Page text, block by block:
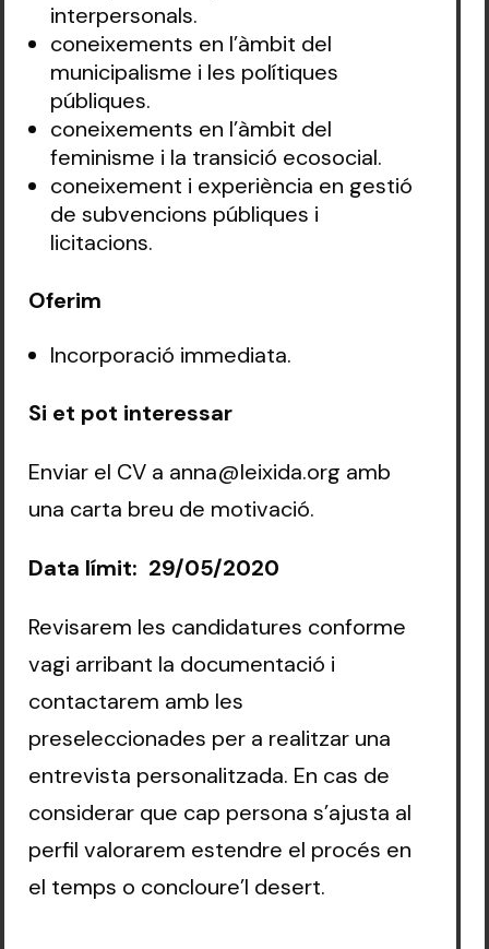
interpersonals.
coneixements en l’àmbit del
municipalisme i les polítiques
públiques.
coneixements en l’àmbit del
feminisme i la transició ecosocial.
coneixement i experiència en gestió
de subvencions públiques i
licitacions.
Oferim
Incorporació immediata.
Si et pot interessar
Enviar el CV a anna@leixida.org amb
una carta breu de motivació.
Data límit: 29/05/2020
‍Revisarem les candidatures conforme
vagi arribant la documentació i
contactarem amb les
preseleccionades per a realitzar una
entrevista personalitzada. En cas de
considerar que cap persona s’ajusta al
perfil valorarem estendre el procés en
el temps o concloure’l desert.